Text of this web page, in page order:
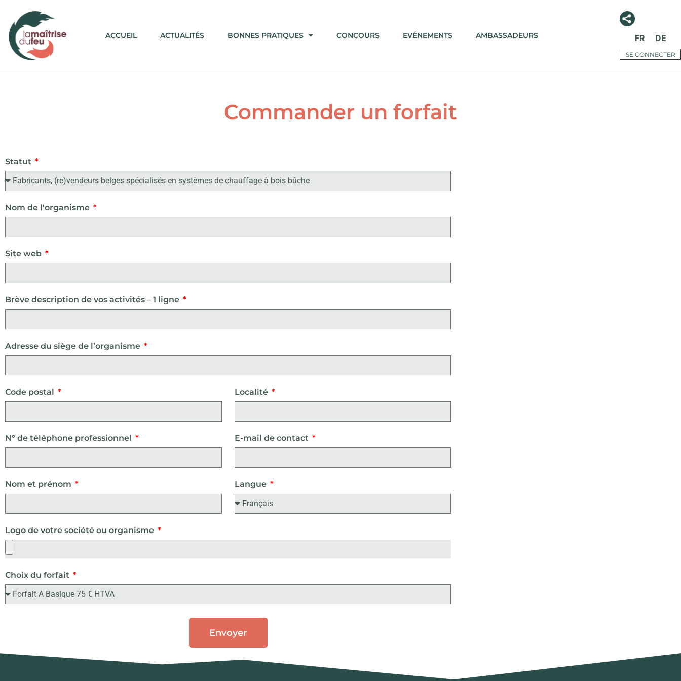
ACCUEIL ACTUALITÉS BONNES PRATIQUES CONCOURS EVÉNEMENTS AMBASSADEURS FR DE
SE CONNECTER
Commander un forfait
Statut
Nom de l'organisme
Site web
Brève description de vos activités – 1 ligne
Adresse du siège de l’organisme
Code postal Localité
N° de téléphone professionnel E-mail de contact
Nom et prénom Langue
Logo de votre société ou organisme
Choix du forfait
Envoyer